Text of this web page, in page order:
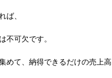
ば、
不可欠です。
めて、納得できるだけの売上高